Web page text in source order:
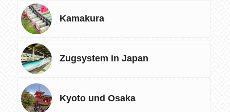
Kamakura
Zugsystem in Japan
Kyoto und Osaka